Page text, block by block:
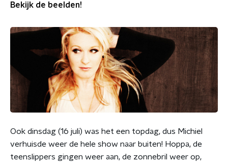
Bekijk de beelden!
Ook dinsdag (16 juli) was het een topdag, dus Michiel
verhuisde weer de hele show naar buiten! Hoppa, de
teenslippers gingen weer aan, de zonnebril weer op,